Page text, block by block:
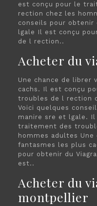
est conçu pour le
rection chez les
conseils pour obtenir
lgale Il est conçu
de l rection..
Acheter du
Une chance de librer
cachs. Il est conçu
troubles de l rection
Voici quelques
manire sre et lgale.
traitement des
hommes adultes
fantasmes les plus
pour obtenir du
est..
Acheter du
montpellier